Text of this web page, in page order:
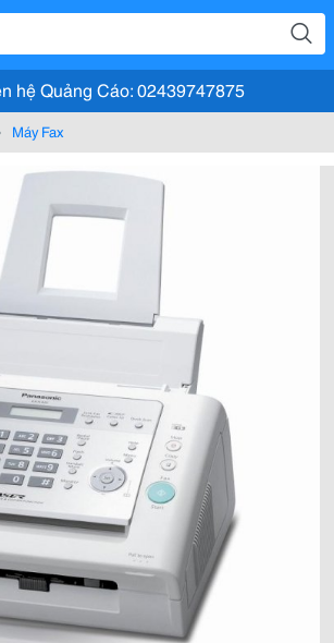
hệ Quảng Cáo: 02439747875
Máy Fax